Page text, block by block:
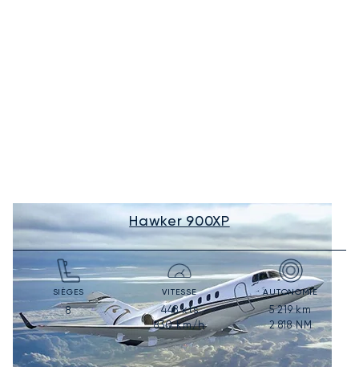
Hawker 900XP
SIÈGES
8
VITESSE
448kts
830km/h
AUTONOMIE
5 219km
2 818NM